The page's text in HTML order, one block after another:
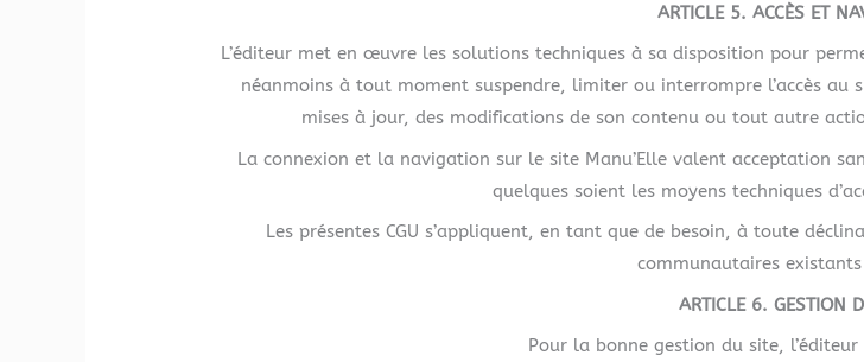
ARTICLE 5. ACCÈS ET
L’éditeur met en œuvre les solutions techniques à sa disposition pour
néanmoins à tout moment suspendre, limiter ou interrompre l’accès au
mises à jour, des modifications de son contenu ou tout autre
La connexion et la navigation sur le site Manu’Elle valent acceptation
quelques soient les moyens techniques
Les présentes CGU s’appliquent, en tant que de besoin, à toute
communautaires
ARTICLE 6. GESTION
Pour la bonne gestion du site,